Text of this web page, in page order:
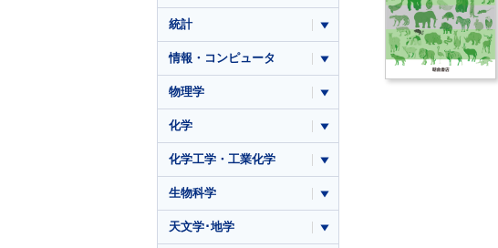
統計
情報・コンピュータ
物理学
化学
化学工学・工業化学
生物科学
天文学･地学